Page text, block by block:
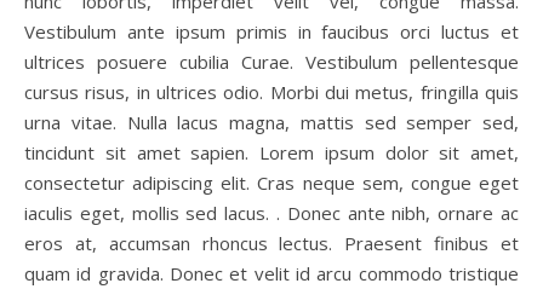
Vestibulum ante ipsum primis in faucibus orci luctus et
ultrices posuere cubilia Curae. Vestibulum pellentesque
cursus risus, in ultrices odio. Morbi dui metus, fringilla quis
urna vitae. Nulla lacus magna, mattis sed semper sed,
tincidunt sit amet sapien. Lorem ipsum dolor sit amet,
consectetur adipiscing elit. Cras neque sem, congue eget
iaculis eget, mollis sed lacus. . Donec ante nibh, ornare ac
eros at, accumsan rhoncus lectus. Praesent finibus et
quam id gravida. Donec et velit id arcu commodo tristique